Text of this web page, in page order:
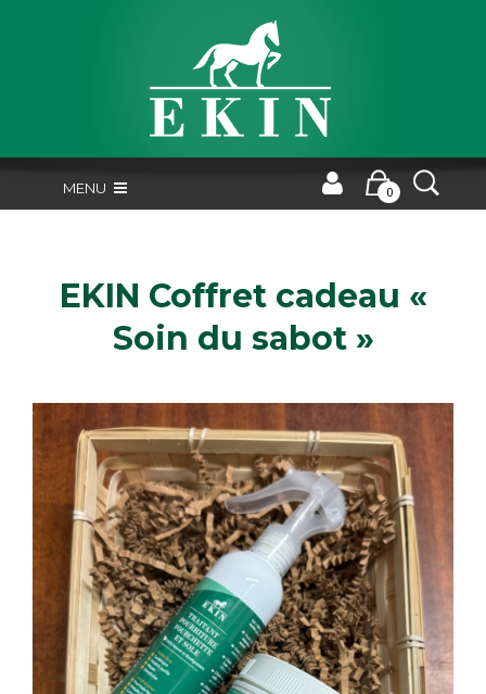
MENU 0
EKIN Coffret cadeau «
Soin du sabot »